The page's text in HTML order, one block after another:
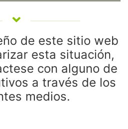
de este sitio web
esta situación,
con alguno de
a través de los
medios.